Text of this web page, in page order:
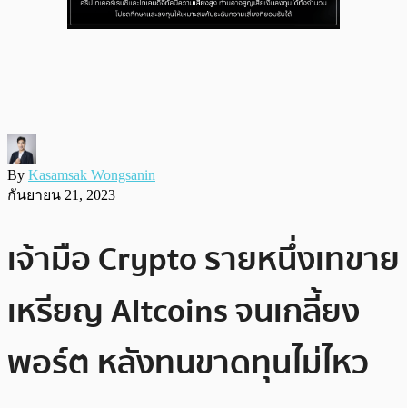
By Kasamsak Wongsanin
กันยายน 21, 2023
เจ้ามือ Crypto รายหนึ่งเทขาย
เหรียญ Altcoins จนเกลี้ยง
พอร์ต หลังทนขาดทุนไม่ไหว